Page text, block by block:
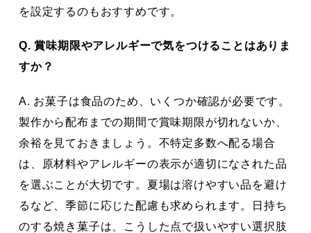
を設定するのもおすすめです。
Q. 賞味期限やアレルギーで気をつけることはありま
すか？
A. お菓子は食品のため、いくつか確認が必要です。
製作から配布までの期間で賞味期限が切れないか、
余裕を見ておきましょう。不特定多数へ配る場合
は、原材料やアレルギーの表示が適切になされた品
を選ぶことが大切です。夏場は溶けやすい品を避け
るなど、季節に応じた配慮も求められます。日持ち
のする焼き菓子は、こうした点で扱いやすい選択肢